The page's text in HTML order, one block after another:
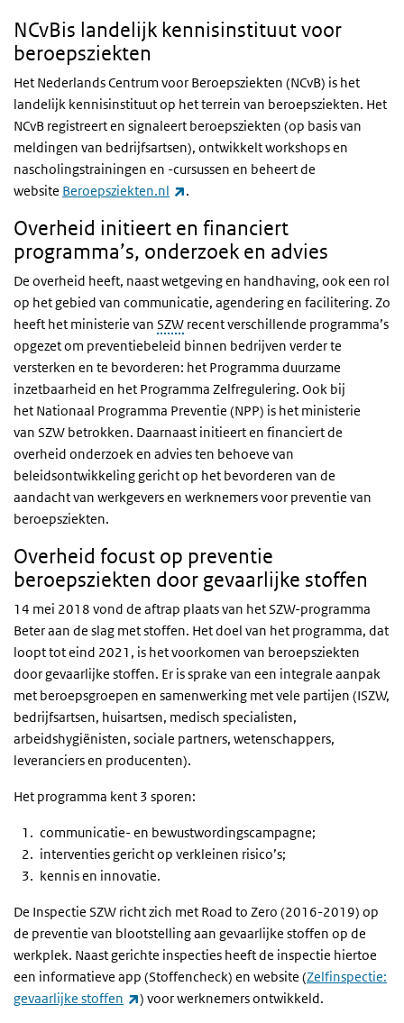
NCvBis landelijk kennisinstituut voor
beroepsziekten
Het Nederlands Centrum voor Beroepsziekten (NCvB) is het
landelijk kennisinstituut op het terrein van beroepsziekten. Het
NCvB registreert en signaleert beroepsziekten (op basis van
meldingen van bedrijfsartsen), ontwikkelt workshops en
nascholingstrainingen en -cursussen en beheert de
website Beroepsziekten.nl (externe link)
.
Overheid initieert en financiert
programma’s, onderzoek en advies
De overheid heeft, naast wetgeving en handhaving, ook een rol
op het gebied van communicatie, agendering en facilitering. Zo
heeft het ministerie van SZW recent verschillende programma’s
opgezet om preventiebeleid binnen bedrijven verder te
versterken en te bevorderen: het Programma duurzame
inzetbaarheid en het Programma Zelfregulering. Ook bij
het Nationaal Programma Preventie (NPP) is het ministerie
van SZW betrokken. Daarnaast initieert en financiert de
overheid onderzoek en advies ten behoeve van
beleidsontwikkeling gericht op het bevorderen van de
aandacht van werkgevers en werknemers voor preventie van
beroepsziekten.
Overheid focust op preventie
beroepsziekten door gevaarlijke stoffen
14 mei 2018 vond de aftrap plaats van het SZW-programma
Beter aan de slag met stoffen. Het doel van het programma, dat
loopt tot eind 2021, is het voorkomen van beroepsziekten
door gevaarlijke stoffen. Er is sprake van een integrale aanpak
met beroepsgroepen en samenwerking met vele partijen (ISZW,
bedrijfsartsen, huisartsen, medisch specialisten,
arbeidshygiënisten, sociale partners, wetenschappers,
leveranciers en producenten).
Het programma kent 3 sporen:
communicatie- en bewustwordingscampagne;
interventies gericht op verkleinen risico’s;
kennis en innovatie.
De Inspectie SZW richt zich met Road to Zero (2016-2019) op
de preventie van blootstelling aan gevaarlijke stoffen op de
werkplek. Naast gerichte inspecties heeft de inspectie hiertoe
een informatieve app (Stoffencheck) en website (Zelfinspectie:
gevaarlijke stoffen
(externe link)
) voor werknemers ontwikkeld.